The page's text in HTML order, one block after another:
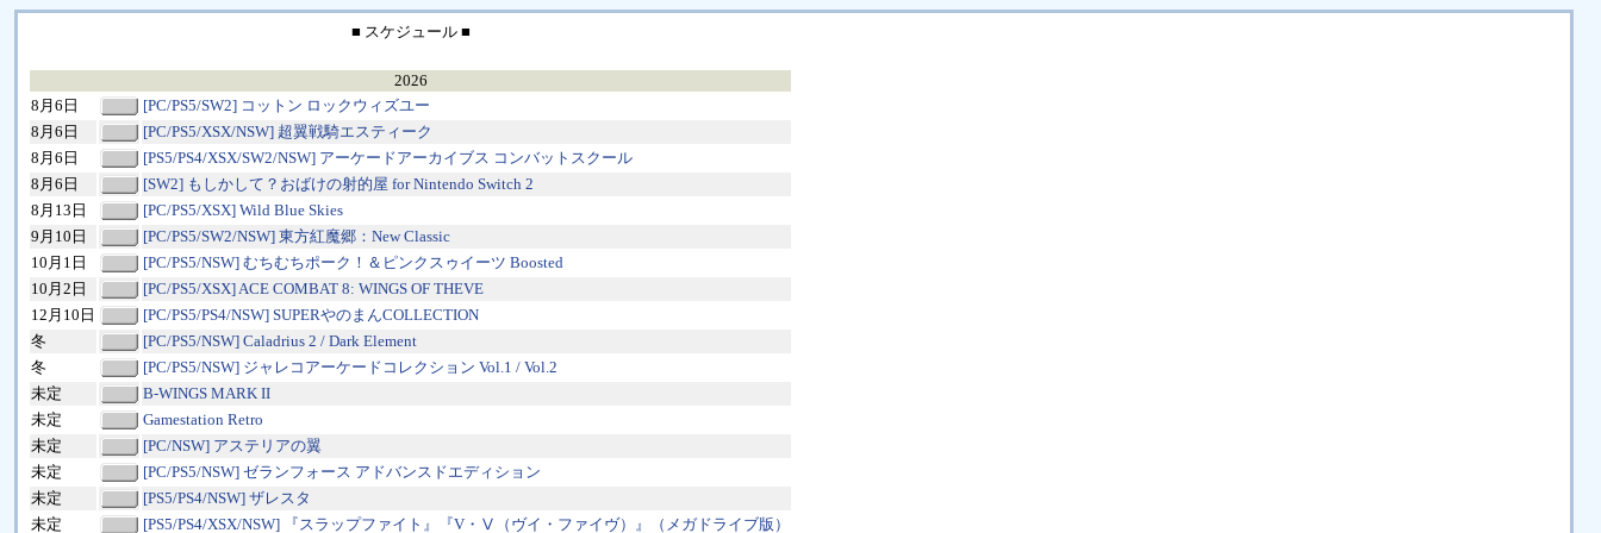
■ スケジュール ■
2026
8月6日
[PC/PS5/SW2] コットン ロックウィズユー
8月6日
[PC/PS5/XSX/NSW] 超翼戦騎エスティーク
8月6日
[PS5/PS4/XSX/SW2/NSW] アーケードアーカイブス コンバットスクール
8月6日
[SW2] もしかして？おばけの射的屋 for Nintendo Switch 2
8月13日
[PC/PS5/XSX] Wild Blue Skies
9月10日
[PC/PS5/SW2/NSW] 東方紅魔郷：New Classic
10月1日
[PC/PS5/NSW] むちむちポーク！＆ピンクスゥイーツ Boosted
10月2日
[PC/PS5/XSX] ACE COMBAT 8: WINGS OF THEVE
12月10日
[PC/PS5/PS4/NSW] SUPERやのまんCOLLECTION
冬
[PC/PS5/NSW] Caladrius 2 / Dark Element
冬
[PC/PS5/NSW] ジャレコアーケードコレクション Vol.1 / Vol.2
未定
B-WINGS MARK II
未定
Gamestation Retro
未定
[PC/NSW] アステリアの翼
未定
[PC/PS5/NSW] ゼランフォース アドバンスドエディション
未定
[PS5/PS4/NSW] ザレスタ
未定
[PS5/PS4/XSX/NSW] 『スラップファイト』『V・Ⅴ（ヴイ・ファイヴ）』（メガドライブ版）